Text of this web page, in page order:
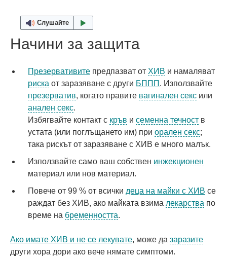
Слушайте
Начини за защита
Презервативите предпазват от ХИВ и намаляват
риска от заразяване с други БППП . Използвайте
презерватив, когато правите вагинален секс или
анален секс.
Избягвайте контакт с кръв и семенна течност в
устата (или поглъщането им) при орален секс;
така рискът от заразяване с ХИВ е много малък.
Използвайте само ваш собствен инжекционен
материал или нов материал.
Повече от 99 % от всички деца на майки с ХИВ се
раждат без ХИВ, ако майката взима лекарства по
време на бременността.
Ако имате ХИВ и не се лекувате, може да заразите
други хора дори ако вече нямате симптоми.